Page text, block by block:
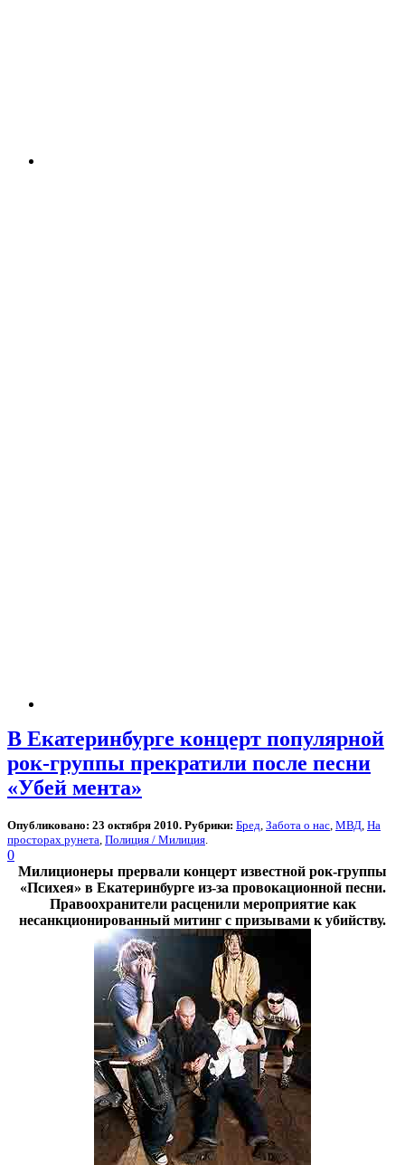
В Екатеринбурге концерт популярной
рок-группы прекратили после песни
«Убей мента»
Опубликовано: 23 октября 2010. Рубрики: Бред Забота о нас МВД На
просторах рунета Полиция / Милиция
0
Милиционеры прервали концерт известной рок-группы
«Психея» в Екатеринбурге из-за провокационной песни.
Правоохранители расценили мероприятие как
несанкционированный митинг с призывами к убийству.